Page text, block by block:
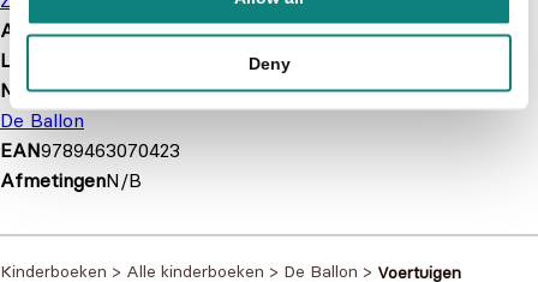
Deny
AfbeeldingNee
Leeftijd
Merk
De Ballon
EAN9789463070423
AfmetingenN/B
Kinderboeken > Alle kinderboeken > De Ballon > Voertuigen